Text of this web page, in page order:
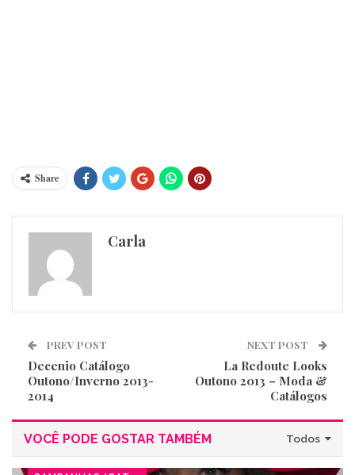
Share
Carla
PREV POST
Decenio Catálogo
Outono/Inverno 2013-
2014
NEXT POST
La Redoute Looks
Outono 2013 – Moda &
Catálogos
Todos
VOCÊ PODE GOSTAR TAMBÉM